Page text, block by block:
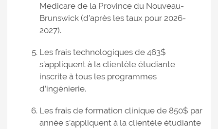
Medicare de la Province du Nouveau-
Brunswick (d’après les taux pour 2026-
2027).
Les frais technologiques de 463$
s’appliquent à la clientèle étudiante
inscrite à tous les programmes
d’ingénierie.
Les frais de formation clinique de 850$ par
année s’appliquent à la clientèle étudiante